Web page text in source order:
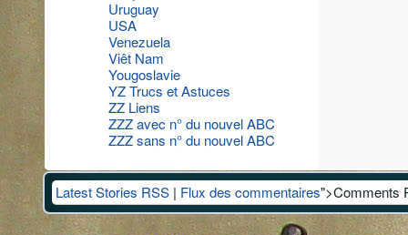
Uruguay
USA
Venezuela
Viêt Nam
Yougoslavie
YZ Trucs et Astuces
ZZ Liens
ZZZ avec n° du nouvel ABC
ZZZ sans n° du nouvel ABC
Latest Stories RSS | Flux des commentaires">Comments